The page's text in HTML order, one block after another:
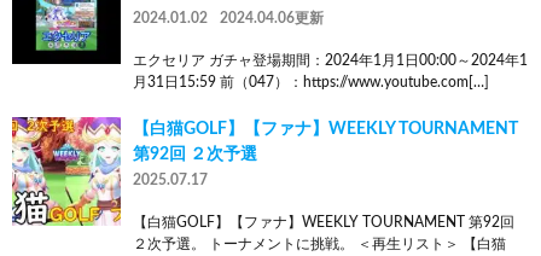
2024.01.02 2024.04.06更新
エクセリア ガチャ登場期間：2024年1月1日00:00～2024年1
月31日15:59 前（047）：https://www.youtube.com[…]
【白猫GOLF】【ファナ】WEEKLY TOURNAMENT
第92回 ２次予選
2025.07.17
【白猫GOLF】【ファナ】WEEKLY TOURNAMENT 第92回
２次予選。 トーナメントに挑戦。 ＜再生リスト＞ 【白猫